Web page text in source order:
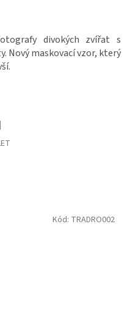
divokých zvířat s
Nový maskovací vzor, který
Kód: TRADRO002